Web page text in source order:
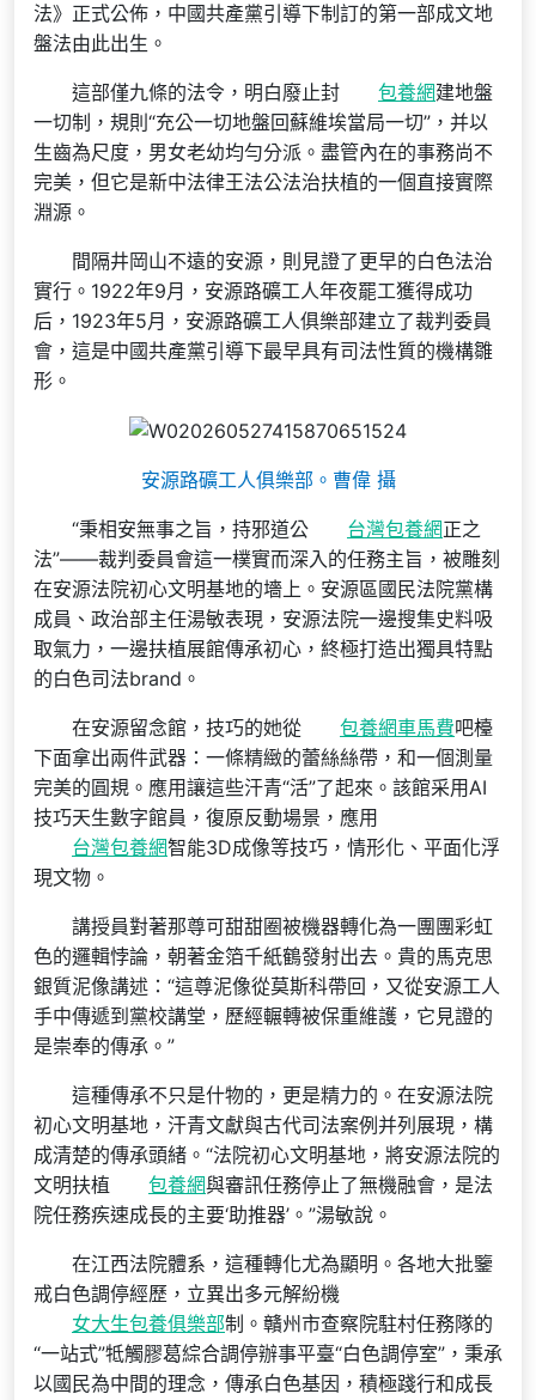
法》正式公佈，中國共產黨引導下制訂的第一部成文地
盤法由此出生。
這部僅九條的法令，明白廢止封 包養網建地盤
一切制，規則“充公一切地盤回蘇維埃當局一切”，并以
生齒為尺度，男女老幼均勻分派。盡管內在的事務尚不
完美，但它是新中法律王法公法治扶植的一個直接實際
淵源。
間隔井岡山不遠的安源，則見證了更早的白色法治
實行。1922年9月，安源路礦工人年夜罷工獲得成功
后，1923年5月，安源路礦工人俱樂部建立了裁判委員
會，這是中國共產黨引導下最早具有司法性質的機構雛
形。
安源路礦工人俱樂部。曹偉 攝
“秉相安無事之旨，持邪道公 台灣包養網正之
法”——裁判委員會這一樸實而深入的任務主旨，被雕刻
在安源法院初心文明基地的墻上。安源區國民法院黨構
成員、政治部主任湯敏表現，安源法院一邊搜集史料吸
取氣力，一邊扶植展館傳承初心，終極打造出獨具特點
的白色司法brand。
在安源留念館，技巧的她從 包養網車馬費吧檯
下面拿出兩件武器：一條精緻的蕾絲絲帶，和一個測量
完美的圓規。應用讓這些汗青“活”了起來。該館采用AI
技巧天生數字館員，復原反動場景，應用
台灣包養網智能3D成像等技巧，情形化、平面化浮
現文物。
講授員對著那尊可甜甜圈被機器轉化為一團團彩虹
色的邏輯悖論，朝著金箔千紙鶴發射出去。貴的馬克思
銀質泥像講述：“這尊泥像從莫斯科帶回，又從安源工人
手中傳遞到黨校講堂，歷經輾轉被保重維護，它見證的
是崇奉的傳承。”
這種傳承不只是什物的，更是精力的。在安源法院
初心文明基地，汗青文獻與古代司法案例并列展現，構
成清楚的傳承頭緒。“法院初心文明基地，將安源法院的
文明扶植
包養網與審訊任務停止了無機融會，是法
院任務疾速成長的主要‘助推器’。”湯敏說。
在江西法院體系，這種轉化尤為顯明。各地大批鑒
戒白色調停經歷，立異出多元解紛機
女大生包養俱樂部制。贛州市查察院駐村任務隊的
“一站式”牴觸膠葛綜合調停辦事平臺“白色調停室”，秉承
以國民為中間的理念，傳承白色基因，積極踐行和成長